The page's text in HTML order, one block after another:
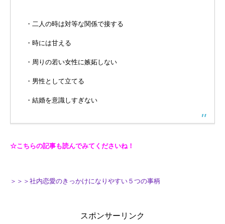
・二人の時は対等な関係で接する
・時には甘える
・周りの若い女性に嫉妬しない
・男性として立てる
・結婚を意識しすぎない
☆こちらの記事も読んでみてくださいね！
＞＞＞社内恋愛のきっかけになりやすい５つの事柄
スポンサーリンク